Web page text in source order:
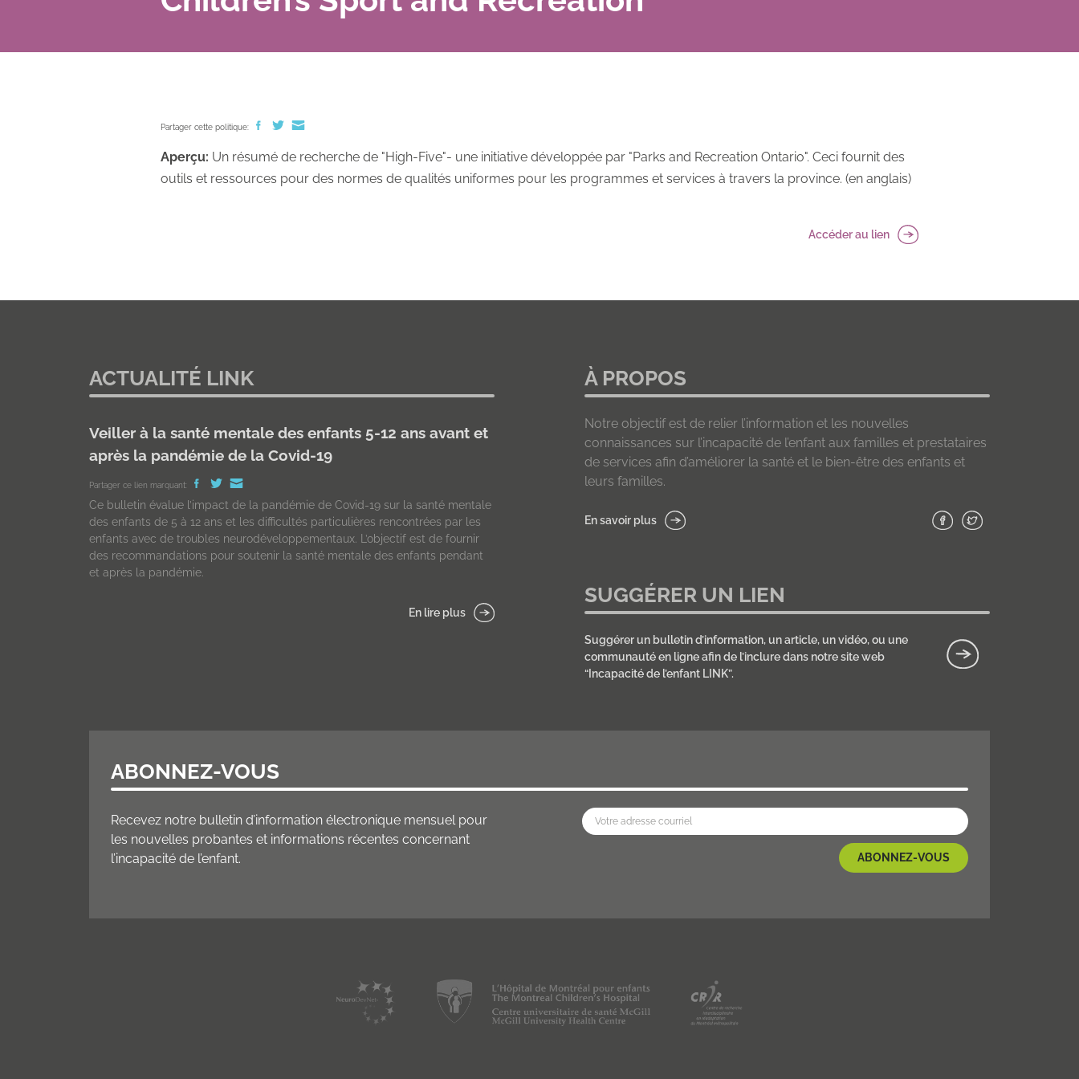
Partager cette politique:
Aperçu: Un résumé de recherche de "High-Five"- une initiative développée par "Parks and Recreation Ontario". Ceci fournit des
outils et ressources pour des normes de qualités uniformes pour les programmes et services à travers la province. (en anglais)
Accéder au lien
ACTUALITÉ LINK
Veiller à la santé mentale des enfants 5-12 ans avant et
après la pandémie de la Covid-19
Partager ce lien marquant:
Ce bulletin évalue l’impact de la pandémie de Covid-19 sur la santé mentale
des enfants de 5 à 12 ans et les difficultés particulières rencontrées par les
enfants avec de troubles neurodéveloppementaux. L’objectif est de fournir
des recommandations pour soutenir la santé mentale des enfants pendant
et après la pandémie.
En lire plus
À PROPOS
Notre objectif est de relier l’information et les nouvelles
connaissances sur l’incapacité de l’enfant aux familles et prestataires
de services afin d’améliorer la santé et le bien-être des enfants et
leurs familles.
En savoir plus
SUGGÉRER UN LIEN
Suggérer un bulletin d’information, un article, un vidéo, ou une
communauté en ligne afin de l’inclure dans notre site web
“Incapacité de l’enfant LINK”.
ABONNEZ-VOUS
Recevez notre bulletin d’information électronique mensuel pour
les nouvelles probantes et informations récentes concernant
l’incapacité de l’enfant.